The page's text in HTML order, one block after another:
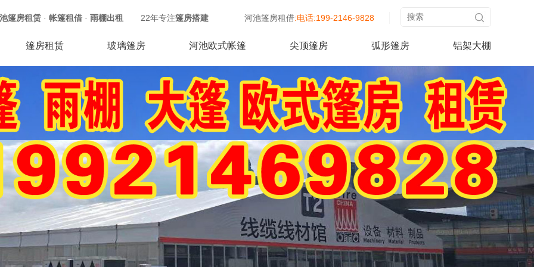
篷房租赁 · 帐篷租借 · 雨棚出租 22年专注篷房搭建 河池篷房租借:电话:199-2146-9828
篷房租赁 玻璃篷房 河池欧式帐篷 尖顶篷房 弧形篷房 铝架大棚